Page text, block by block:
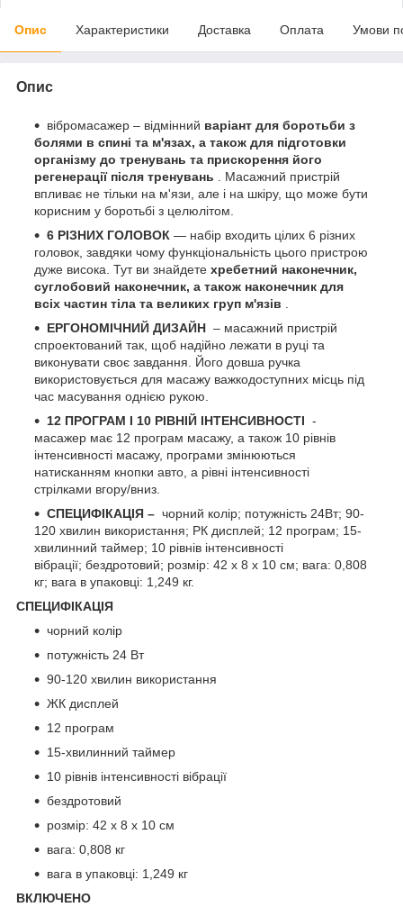
Опис Характеристики Доставка Оплата Умови
Опис
вібромасажер – відмінний варіант для боротьби з
болями в спині та м'язах, а також для підготовки
організму до тренувань та прискорення його
регенерації після тренувань . Масажний пристрій
впливає не тільки на м'язи, але і на шкіру, що може бути
корисним у боротьбі з целюлітом.
6 РІЗНИХ ГОЛОВОК — набір входить цілих 6 різних
головок, завдяки чому функціональність цього пристрою
дуже висока. Тут ви знайдете хребетний наконечник,
суглобовий наконечник, а також наконечник для
всіх частин тіла та великих груп м'язів
ЕРГОНОМІЧНИЙ ДИЗАЙН – масажний пристрій
спроектований так, щоб надійно лежати в руці та
виконувати своє завдання. Його довша ручка
використовується для масажу важкодоступних місць під
час масування однією рукою.
12 ПРОГРАМ І 10 РІВНІЙ ІНТЕНСИВНОСТІ -
масажер має 12 програм масажу, а також 10 рівнів
інтенсивності масажу, програми змінюються
натисканням кнопки авто, а рівні інтенсивності
стрілками вгору/вниз.
СПЕЦИФІКАЦІЯ – чорний колір; потужність 24Вт; 90-
120 хвилин використання; РК дисплей; 12 програм; 15-
хвилинний таймер; 10 рівнів інтенсивності
вібрації; бездротовий; розмір: 42 х 8 х 10 см; вага: 0,808
кг; вага в упаковці: 1,249 кг.
СПЕЦИФІКАЦІЯ
чорний колір
потужність 24 Вт
90-120 хвилин використання
ЖК дисплей
12 програм
15-хвилинний таймер
10 рівнів інтенсивності вібрації
бездротовий
розмір: 42 х 8 х 10 см
вага: 0,808 кг
вага в упаковці: 1,249 кг
ВКЛЮЧЕНО